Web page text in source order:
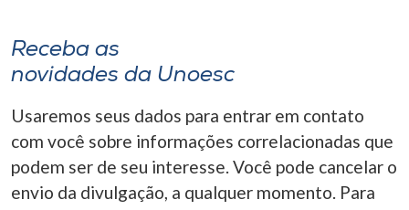
Receba as
novidades da Unoesc
Usaremos seus dados para entrar em contato
com você sobre informações correlacionadas que
podem ser de seu interesse. Você pode cancelar o
envio da divulgação, a qualquer momento. Para